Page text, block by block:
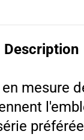
Description
mesure